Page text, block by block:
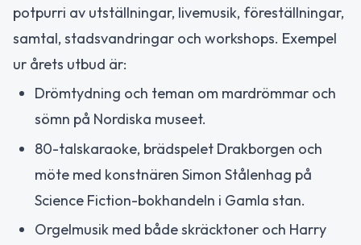
potpurri av utställningar, livemusik, föreställningar,
samtal, stadsvandringar och workshops. Exempel
ur årets utbud är:
Drömtydning och teman om mardrömmar och
sömn på Nordiska museet.
80-talskaraoke, brädspelet Drakborgen och
möte med konstnären Simon Stålenhag på
Science Fiction-bokhandeln i Gamla stan.
Orgelmusik med både skräcktoner och Harry